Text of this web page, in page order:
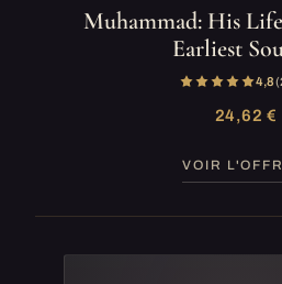
Muhammad: His
Earliest
4,8
24,62 €
VOIR